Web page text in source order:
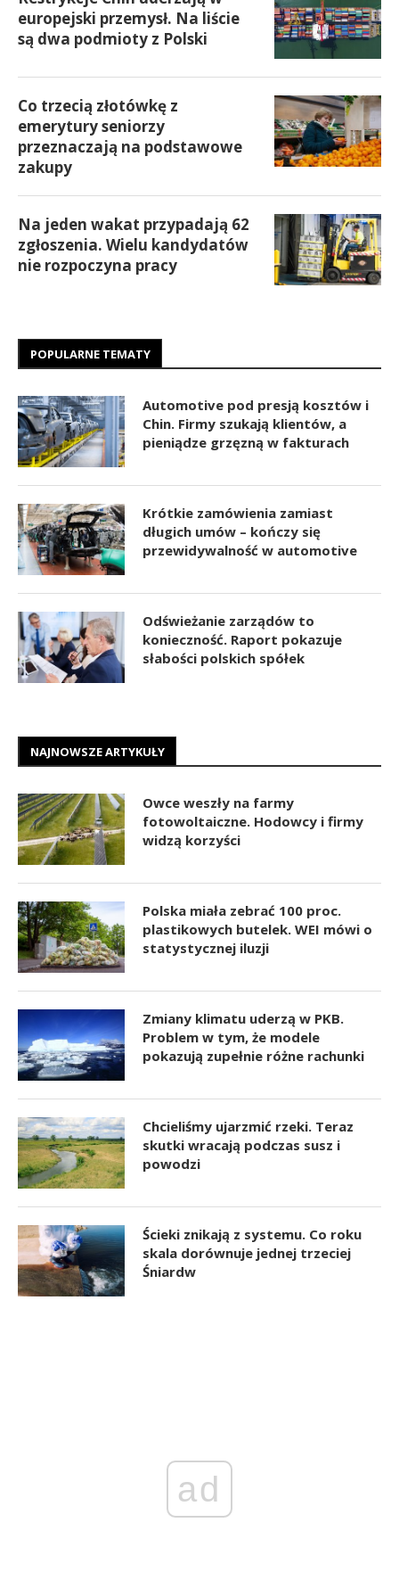
europejski przemysł. Na liście
są dwa podmioty z Polski
Co trzecią złotówkę z
emerytury seniorzy
przeznaczają na podstawowe
zakupy
Na jeden wakat przypadają 62
zgłoszenia. Wielu kandydatów
nie rozpoczyna pracy
POPULARNE TEMATY
Automotive pod presją kosztów i
Chin. Firmy szukają klientów, a
pieniądze grzęzną w fakturach
Krótkie zamówienia zamiast
długich umów – kończy się
przewidywalność w automotive
Odświeżanie zarządów to
konieczność. Raport pokazuje
słabości polskich spółek
NAJNOWSZE ARTYKUŁY
Owce weszły na farmy
fotowoltaiczne. Hodowcy i firmy
widzą korzyści
Polska miała zebrać 100 proc.
plastikowych butelek. WEI mówi o
statystycznej iluzji
Zmiany klimatu uderzą w PKB.
Problem w tym, że modele
pokazują zupełnie różne rachunki
Chcieliśmy ujarzmić rzeki. Teraz
skutki wracają podczas susz i
powodzi
Ścieki znikają z systemu. Co roku
skala dorównuje jednej trzeciej
Śniardw
ad